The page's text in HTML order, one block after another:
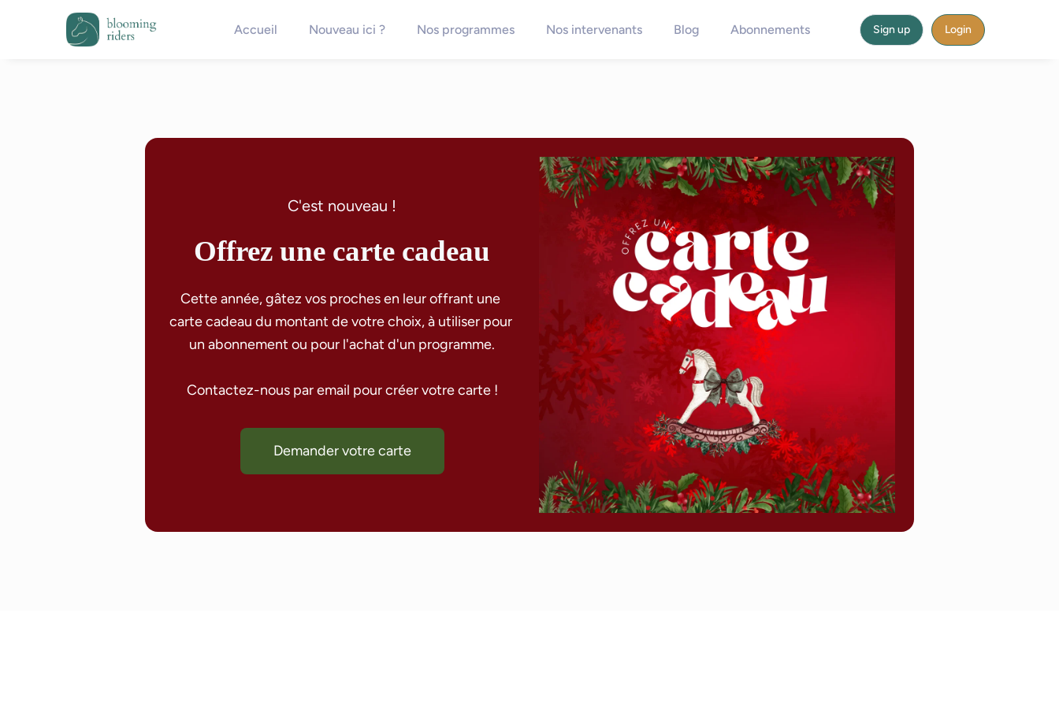
Accueil Nouveau ici ? Nos programmes Nos intervenants Blog Abonnements Sign up Login
C'est nouveau !
Offrez une carte cadeau
Cette année, gâtez vos proches en leur offrant une
carte cadeau du montant de votre choix, à utiliser pour
un abonnement ou pour l'achat d'un programme.
Contactez-nous par email pour créer votre carte !
Demander votre carte